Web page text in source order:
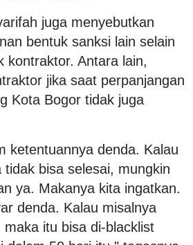
juga menyebutkan
bentuk sanksi lain selain
kontraktor. Antara lain,
jika saat perpanjangan
Kota Bogor tidak juga
ketentuannya denda. Kalau
tidak bisa selesai, mungkin
ya. Makanya kita ingatkan.
denda. Kalau misalnya
itu bisa di-blacklist